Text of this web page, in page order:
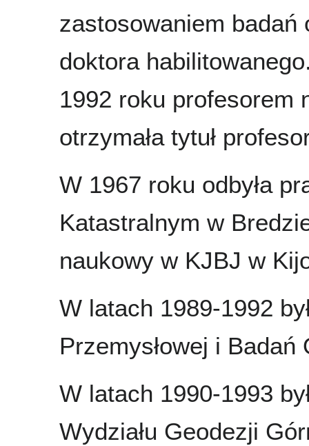
zastosowaniem badań
doktora
1992 roku profesorem
otrzymała tytuł
W 1967 roku odbyła
Katastralnym w
naukowy w KJBJ w
W latach 1989-1992
Przemysłowej i Badań
W latach 1990-1993
Wydziału Geodezji